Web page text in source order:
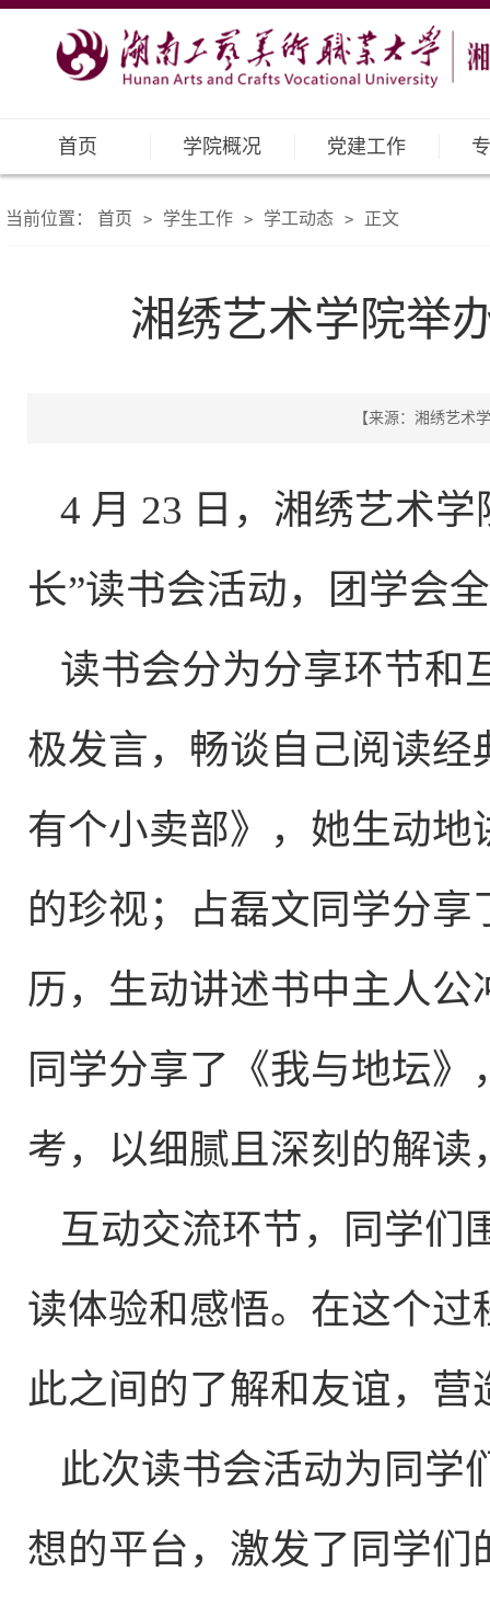
首页 学院概况 党建工作
当前位置： 首页 > 学生工作 > 学工动态 > 正文
湘绣艺术学院举
【来源：湘绣艺
4 月 23 日，湘绣艺术
长”读书会活动，团学会
读书会分为分享环节和
极发言，畅谈自己阅读
有个小卖部》，她生动
的珍视；占磊文同学分
历，生动讲述书中主人
同学分享了《我与地坛
考，以细腻且深刻的解
互动交流环节，同学们
读体验和感悟。在这个
此之间的了解和友谊，
此次读书会活动为同学
想的平台，激发了同学